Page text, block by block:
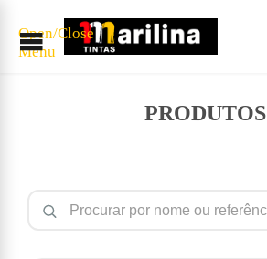
Open/Close
Menu
PRODUTOS